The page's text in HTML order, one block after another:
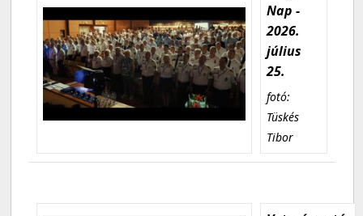
Nap -
2026.
július
25.
fotó:
Tüskés
Tibor